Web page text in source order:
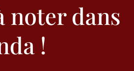
noter dans
!